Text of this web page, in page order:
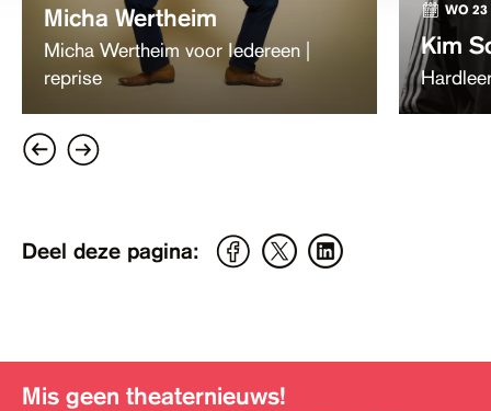
Micha Wertheim
Micha Wertheim voor Iedereen |
reprise
WO 23
Kim
Deel deze pagina:
Mis geen theaternieuws!